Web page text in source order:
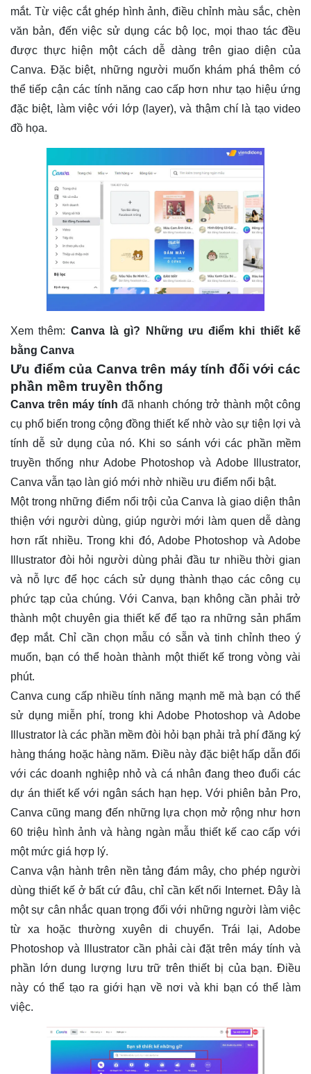
mắt. Từ việc cắt ghép hình ảnh, điều chỉnh màu sắc, chèn
văn bản, đến việc sử dụng các bộ lọc, mọi thao tác đều
được thực hiện một cách dễ dàng trên giao diện của
Canva. Đặc biệt, những người muốn khám phá thêm có
thể tiếp cận các tính năng cao cấp hơn như tạo hiệu ứng
đặc biệt, làm việc với lớp (layer), và thậm chí là tạo video
đồ họa.
Xem thêm: Canva là gì? Những ưu điểm khi thiết kế
bằng Canva
Ưu điểm của Canva trên máy tính đối với các
phần mềm truyền thống
Canva trên máy tính đã nhanh chóng trở thành một công
cụ phổ biến trong cộng đồng thiết kế nhờ vào sự tiện lợi và
tính dễ sử dụng của nó. Khi so sánh với các phần mềm
truyền thống như Adobe Photoshop và Adobe Illustrator,
Canva vẫn tạo làn gió mới nhờ nhiều ưu điểm nổi bật.
Một trong những điểm nổi trội của Canva là giao diện thân
thiện với người dùng, giúp người mới làm quen dễ dàng
hơn rất nhiều. Trong khi đó, Adobe Photoshop và Adobe
Illustrator đòi hỏi người dùng phải đầu tư nhiều thời gian
và nỗ lực để học cách sử dụng thành thạo các công cụ
phức tạp của chúng. Với Canva, bạn không cần phải trở
thành một chuyên gia thiết kế để tạo ra những sản phẩm
đẹp mắt. Chỉ cần chọn mẫu có sẵn và tinh chỉnh theo ý
muốn, bạn có thể hoàn thành một thiết kế trong vòng vài
phút.
Canva cung cấp nhiều tính năng mạnh mẽ mà bạn có thể
sử dụng miễn phí, trong khi Adobe Photoshop và Adobe
Illustrator là các phần mềm đòi hỏi bạn phải trả phí đăng ký
hàng tháng hoặc hàng năm. Điều này đặc biệt hấp dẫn đối
với các doanh nghiệp nhỏ và cá nhân đang theo đuổi các
dự án thiết kế với ngân sách hạn hẹp. Với phiên bản Pro,
Canva cũng mang đến những lựa chọn mở rộng như hơn
60 triệu hình ảnh và hàng ngàn mẫu thiết kế cao cấp với
một mức giá hợp lý.
Canva vận hành trên nền tảng đám mây, cho phép người
dùng thiết kế ở bất cứ đâu, chỉ cần kết nối Internet. Đây là
một sự cân nhắc quan trọng đối với những người làm việc
từ xa hoặc thường xuyên di chuyển. Trái lại, Adobe
Photoshop và Illustrator cần phải cài đặt trên máy tính và
phần lớn dung lượng lưu trữ trên thiết bị của bạn. Điều
này có thể tạo ra giới hạn về nơi và khi bạn có thể làm
việc.